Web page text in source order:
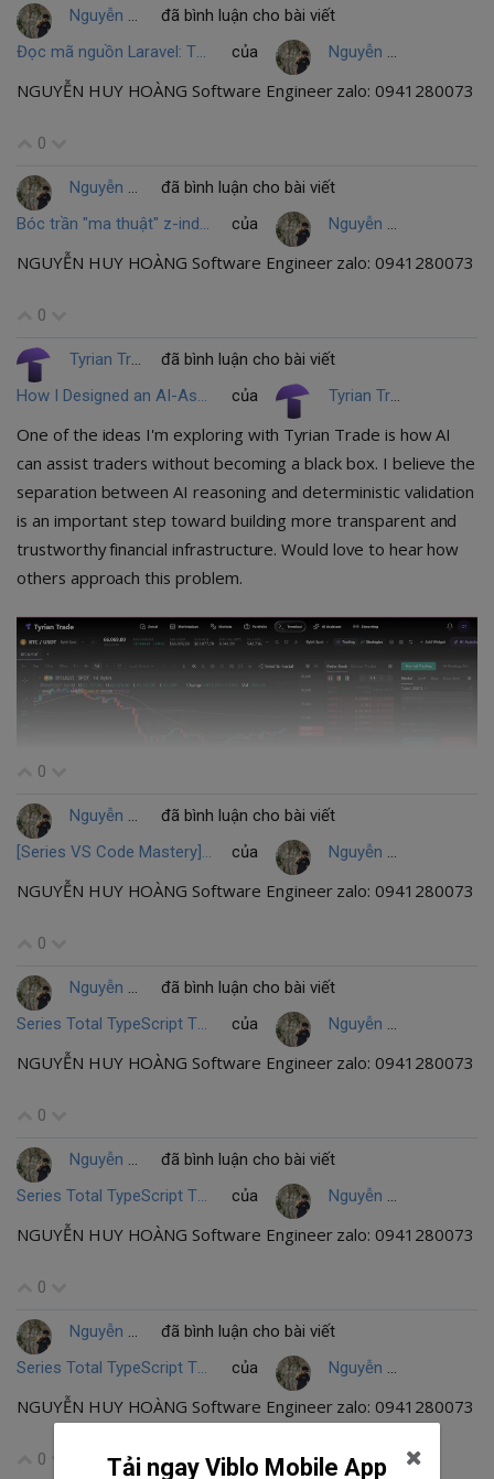
Nguyễn Huy Hoàng
đã bình luận cho bài viết
Đọc mã nguồn Laravel: Tại sao lại tồn tại hàm options() trông có vẻ "thừa thãi" này?
của Nguyễn Huy Hoàng
NGUYỄN HUY HOÀNG Software Engineer zalo: 0941280073
0
Nguyễn Huy Hoàng
đã bình luận cho bài viết
Bóc trần "ma thuật" z-index trong CSS: Tại sao 99999 vẫn bị chìm nghỉm?
của Nguyễn Huy Hoàng
NGUYỄN HUY HOÀNG Software Engineer zalo: 0941280073
0
Tyrian Trade
đã bình luận cho bài viết
How I Designed an AI-Assisted Trading Strategy Architecture
của Tyrian Trade
One of the ideas I'm exploring with Tyrian Trade is how AI
can assist traders without becoming a black box. I believe the
separation between AI reasoning and deterministic validation
is an important step toward building more transparent and
trustworthy financial infrastructure. Would love to hear how
others approach this problem.
0
Nguyễn Huy Hoàng
đã bình luận cho bài viết
[Series VS Code Mastery] Bài 2: Tối ưu và "Độ" Terminal - Biến Command Line thành vũ khí sắc bén
của Nguyễn Huy Hoàng
NGUYỄN HUY HOÀNG Software Engineer zalo: 0941280073
0
Nguyễn Huy Hoàng
đã bình luận cho bài viết
Series Total TypeScript Thực chiến #7: Generics và Constraints – Cảnh giới của Code Tái sử dụng
của Nguyễn Huy Hoàng
NGUYỄN HUY HOÀNG Software Engineer zalo: 0941280073
0
Nguyễn Huy Hoàng
đã bình luận cho bài viết
Series Total TypeScript Thực chiến #10: Sự kết hợp hoàn hảo với Zod – Tường đồng vách sắt (Trạm cuối)
của Nguyễn Huy Hoàng
NGUYỄN HUY HOÀNG Software Engineer zalo: 0941280073
0
Nguyễn Huy Hoàng
đã bình luận cho bài viết
Series Total TypeScript Thực chiến #9: Module Augmentation – "Hack" Type của thư viện
của Nguyễn Huy Hoàng
NGUYỄN HUY HOÀNG Software Engineer zalo: 0941280073
0 Tải ngay Viblo Mobile App